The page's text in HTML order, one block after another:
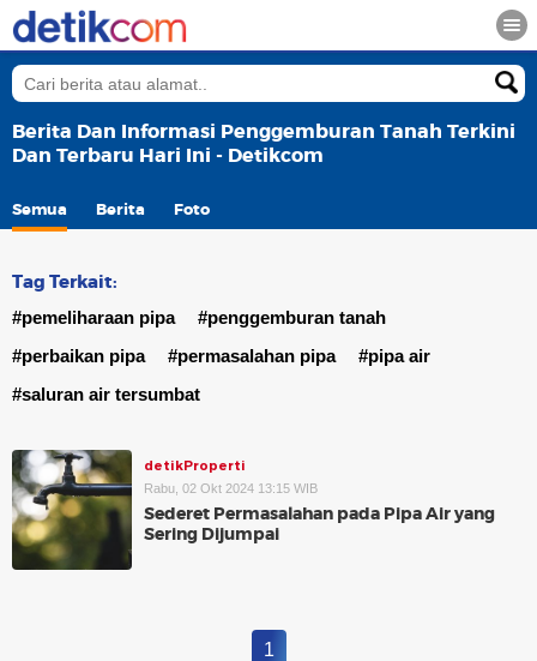
Berita Dan Informasi Penggemburan Tanah Terkini
Dan Terbaru Hari Ini - Detikcom
Semua Berita Foto
Tag Terkait:
#pemeliharaan pipa
#penggemburan tanah
#perbaikan pipa
#permasalahan pipa
#pipa air
#saluran air tersumbat
detikProperti
Rabu, 02 Okt 2024 13:15 WIB
Sederet Permasalahan pada Pipa Air yang
Sering Dijumpai
1